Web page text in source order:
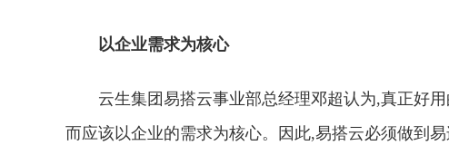
以企业需求为核心
云生集团易搭云事业部总经理邓超认为,真正好
而应该以企业的需求为核心。因此,易搭云必须做到易